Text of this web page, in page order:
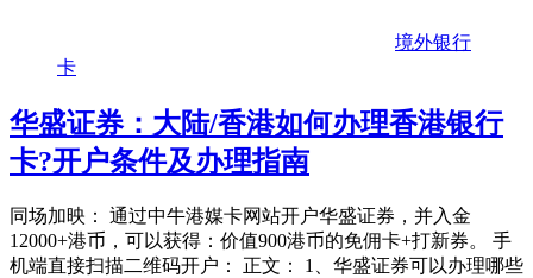
境外银行
卡
华盛证券：大陆/香港如何办理香港银行
卡?开户条件及办理指南
同场加映： 通过中牛港媒卡网站开户华盛证券，并入金
12000+港币，可以获得：价值900港币的免佣卡+打新券。 手
机端直接扫描二维码开户： 正文： 1、华盛证券可以办理哪些